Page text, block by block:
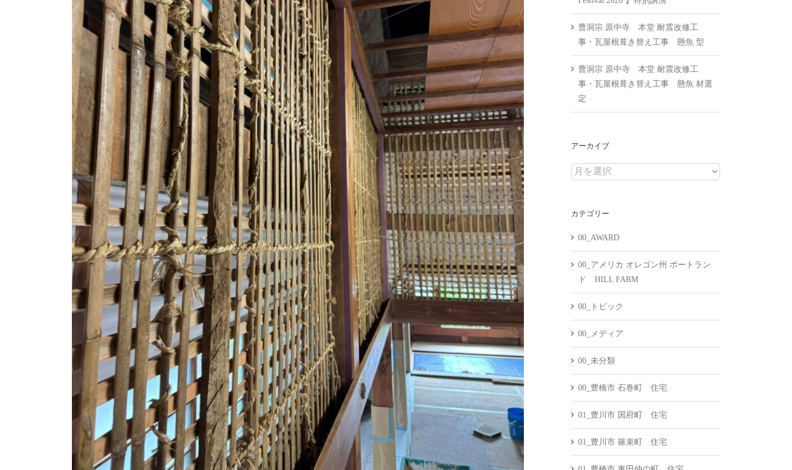
曹洞宗 原中寺 本堂 耐震改修工
事・瓦屋根葺き替え工事 懸魚 型
曹洞宗 原中寺 本堂 耐震改修工
事・瓦屋根葺き替え工事 懸魚 材選
定
アーカイブ
ア
イ
カテゴリー
00_AWARD
00_アメリカ オレゴン州 ポートラン
ド HILL FARM
00_トピック
00_メディア
00_未分類
00_豊橋市 石巻町 住宅
01_豊川市 国府町 住宅
01_豊川市 篠束町 住宅